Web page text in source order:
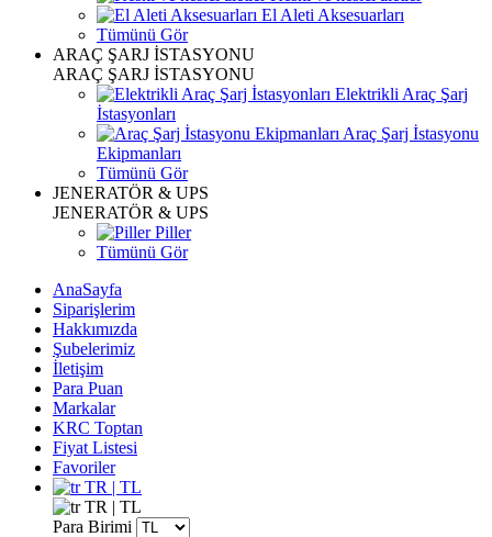
El Aleti Aksesuarları
Tümünü Gör
ARAÇ ŞARJ İSTASYONU
ARAÇ ŞARJ İSTASYONU
Elektrikli Araç Şarj
İstasyonları
Araç Şarj İstasyonu
Ekipmanları
Tümünü Gör
JENERATÖR & UPS
JENERATÖR & UPS
Piller
Tümünü Gör
AnaSayfa
Siparişlerim
Hakkımızda
Şubelerimiz
İletişim
Para Puan
Markalar
KRC Toptan
Fiyat Listesi
Favoriler
TR | TL
TR | TL
Para Birimi